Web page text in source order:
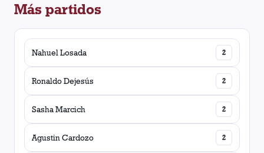
Más partidos
Nahuel Losada 2
Ronaldo Dejesús 2
Sasha Marcich 2
Agustin Cardozo 2